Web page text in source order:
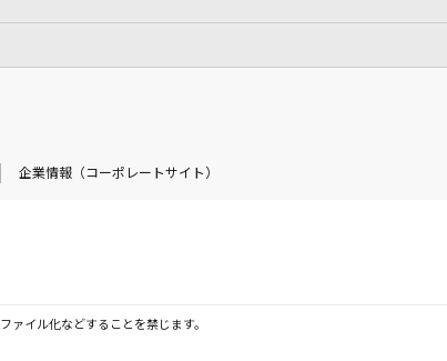
企業情報（コーポレートサイト）
ァイル化などすることを禁じます。